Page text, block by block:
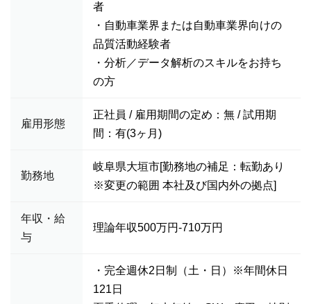
者
・自動車業界または自動車業界向けの
品質活動経験者
・分析／データ解析のスキルをお持ち
の方
雇用形態
正社員 / 雇用期間の定め：無 / 試用期
間：有(3ヶ月)
勤務地
岐阜県大垣市[勤務地の補足：転勤あり
※変更の範囲 本社及び国内外の拠点]
年収・給
与
理論年収500万円-710万円
・完全週休2日制（土・日）※年間休日
121日